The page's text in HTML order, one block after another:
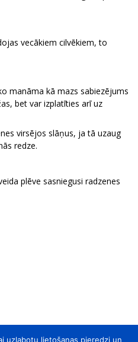
vecākiem cilvēkiem, to
manāma kā mazs sabiezējums
bet var izplatīties arī uz
virsējos slāņus, ja tā uzaug
redze.
plēve sasniegusi radzenes
uzlabotu lietošanas pieredzi un